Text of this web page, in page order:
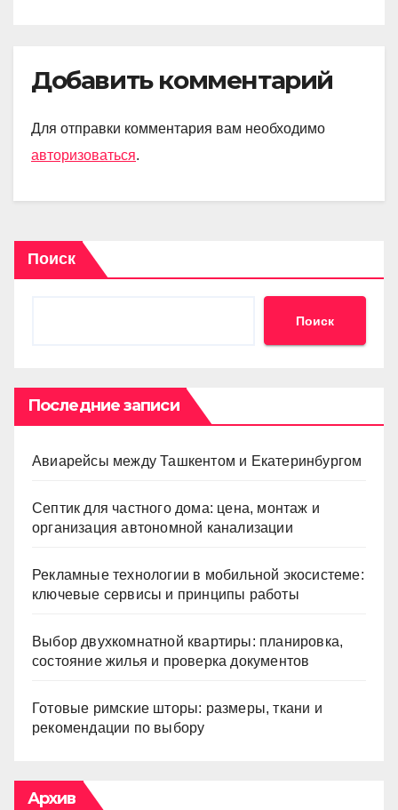
Добавить комментарий
Для отправки комментария вам необходимо
авторизоваться.
Поиск
Поиск
Последние записи
Авиарейсы между Ташкентом и Екатеринбургом
Септик для частного дома: цена, монтаж и
организация автономной канализации
Рекламные технологии в мобильной экосистеме:
ключевые сервисы и принципы работы
Выбор двухкомнатной квартиры: планировка,
состояние жилья и проверка документов
Готовые римские шторы: размеры, ткани и
рекомендации по выбору
Архив